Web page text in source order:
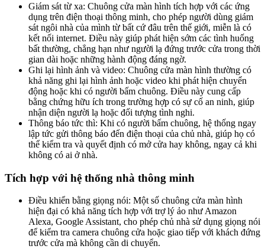
Giám sát từ xa: Chuông cửa màn hình tích hợp với các ứng
dụng trên điện thoại thông minh, cho phép người dùng giám
sát ngôi nhà của mình từ bất cứ đâu trên thế giới, miễn là có
kết nối internet. Điều này giúp phát hiện sớm các tình huống
bất thường, chẳng hạn như người lạ đứng trước cửa trong thời
gian dài hoặc những hành động đáng ngờ.
Ghi lại hình ảnh và video: Chuông cửa màn hình thường có
khả năng ghi lại hình ảnh hoặc video khi phát hiện chuyển
động hoặc khi có người bấm chuông. Điều này cung cấp
bằng chứng hữu ích trong trường hợp có sự cố an ninh, giúp
nhận diện người lạ hoặc đối tượng tình nghi.
Thông báo tức thì: Khi có người bấm chuông, hệ thống ngay
lập tức gửi thông báo đến điện thoại của chủ nhà, giúp họ có
thể kiểm tra và quyết định có mở cửa hay không, ngay cả khi
không có ai ở nhà.
Tích hợp với hệ thống nhà thông minh
Điều khiển bằng giọng nói: Một số chuông cửa màn hình
hiện đại có khả năng tích hợp với trợ lý ảo như Amazon
Alexa, Google Assistant, cho phép chủ nhà sử dụng giọng nói
để kiểm tra camera chuông cửa hoặc giao tiếp với khách đứng
trước cửa mà không cần di chuyển.